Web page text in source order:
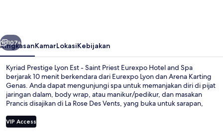
Saint
Priest
Eurexpo
Hotel
and
Spa
Berikutnya
107+
RingkasanKamarLokasiKebijakan
Kyriad Prestige Lyon Est - Saint Priest Eurexpo Hotel and Spa
berjarak 10 menit berkendara dari Eurexpo Lyon dan Arena Karting
Genas. Anda dapat mengunjungi spa untuk memanjakan diri di pijat
jaringan dalam, body wrap, atau manikur/pedikur, dan masakan
Prancis disajikan di La Rose Des Vents, yang buka untuk sarapan,
renang indoor, kolam renang outdoor, dan bar tepi kolam renang.
Para traveler terkesan dengan staf.
VIP Access